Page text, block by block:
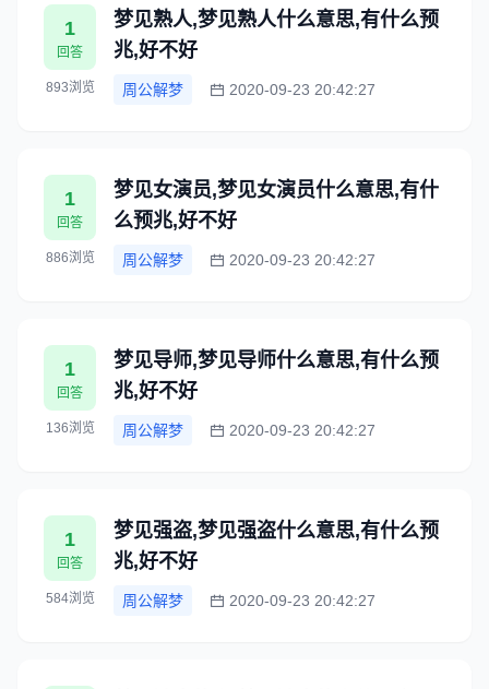
1
回答
893浏览
梦见熟人,梦见熟人什么意思,有什么预
兆,好不好
周公解梦 2020-09-23 20:42:27
1
回答
886浏览
梦见女演员,梦见女演员什么意思,有什
么预兆,好不好
周公解梦 2020-09-23 20:42:27
1
回答
136浏览
梦见导师,梦见导师什么意思,有什么预
兆,好不好
周公解梦 2020-09-23 20:42:27
1
回答
584浏览
梦见强盗,梦见强盗什么意思,有什么预
兆,好不好
周公解梦 2020-09-23 20:42:27